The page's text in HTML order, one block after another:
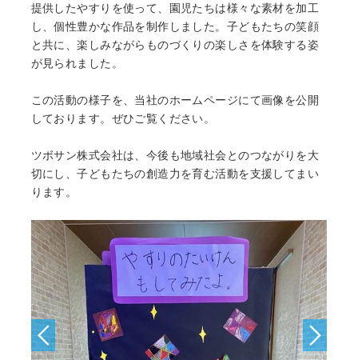
提供したやすりを使って、園児たちは様々な素材を加工
し、個性豊かな作品を制作しました。子どもたちの笑顔
と共に、楽しみながらものづくりの楽しさを体験する姿
が見られました。
この活動の様子を、当社のホームページにて画像を公開
しております。ぜひご覧ください。
ツボサン株式会社は、今後も地域社会とのつながりを大
切にし、子どもたちの創造力を育む活動を支援してまい
ります。